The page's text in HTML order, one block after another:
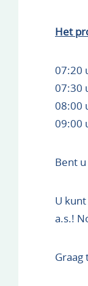
Het
07:20
07:30
08:00
09:00
Bent
U
a.s.!
Graag